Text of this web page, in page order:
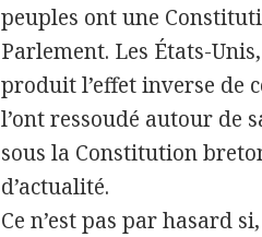
peuples ont une
Parlement. Les États-
produit l’effet inverse de
l’ont ressoudé autour de
sous la Constitution
d’actualité.
Ce n’est pas par hasard